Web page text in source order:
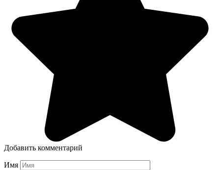
Добавить комментарий
Имя